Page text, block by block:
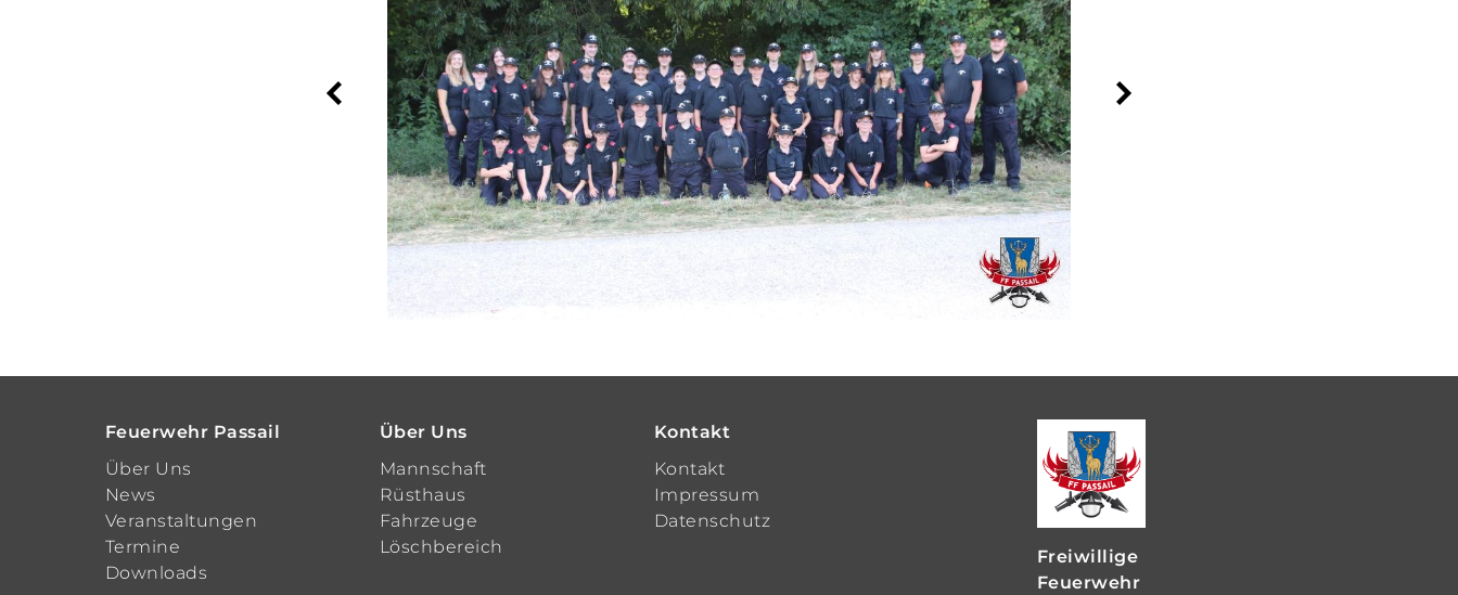
Feuerwehr Passail
Über Uns
News
Veranstaltungen
Termine
Downloads
Über Uns
Mannschaft
Rüsthaus
Fahrzeuge
Löschbereich
Kontakt
Kontakt
Impressum
Datenschutz
Freiwillige
Feuerwehr